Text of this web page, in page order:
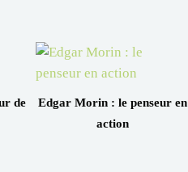
de
Edgar Morin : le penseur en
action